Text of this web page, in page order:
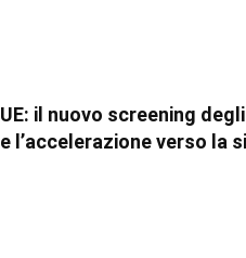
UE: il nuovo screening
e l’accelerazione verso la